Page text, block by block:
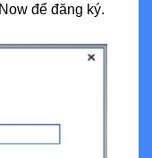
để đăng ký.